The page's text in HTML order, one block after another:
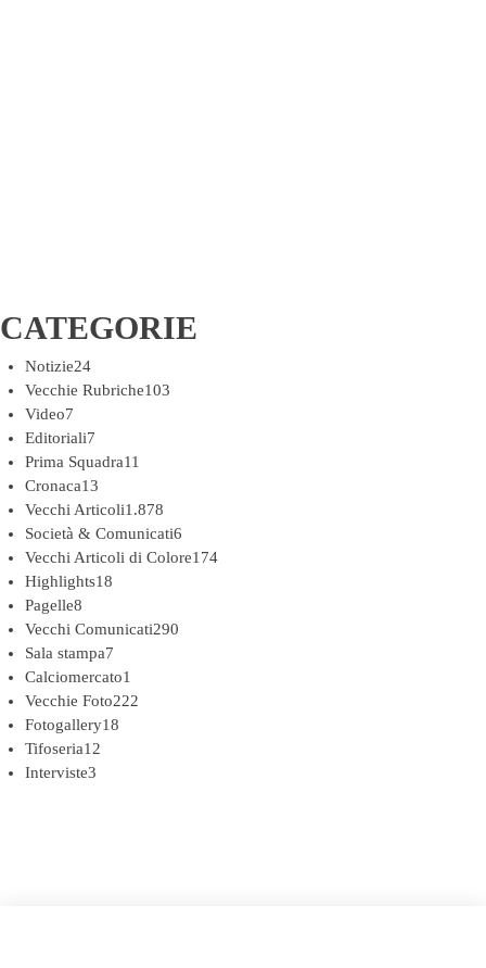
CATEGORIE
Notizie24
Vecchie Rubriche103
Video7
Editoriali7
Prima Squadra11
Cronaca13
Vecchi Articoli1.878
Società & Comunicati6
Vecchi Articoli di Colore174
Highlights18
Pagelle8
Vecchi Comunicati290
Sala stampa7
Calciomercato1
Vecchie Foto222
Fotogallery18
Tifoseria12
Interviste3